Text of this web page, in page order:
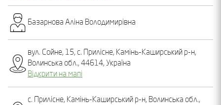
Базарнова Аліна Володимирівна
вул. Сойне, 15, с. Прилісне, Камінь-Каширський р-н,
Волинська обл., 44614, Україна
Відкрити на мапі
с. Прилісне, Камінь-Каширський р-н, Волинська обл.,